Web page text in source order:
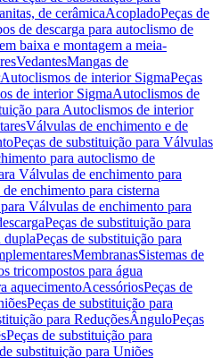
de cerâmicaAcopladoPeças de
de descarga para autoclismo de
baixa e montagem a meia-
VedantesMangas de
Autoclismos de interior SigmaPeças
de interior SigmaAutoclismos de
para Autoclismos de interior
Válvulas de enchimento e de
Peças de substituição para Válvulas
para autoclismo de
Válvulas de enchimento para
enchimento para cisterna
Válvulas de enchimento para
Peças de substituição para
duplaPeças de substituição para
MembranasSistemas de
tricompostos para água
aquecimentoAcessóriosPeças de
Peças de substituição para
para ReduçõesÂnguloPeças
Peças de substituição para
substituição para Uniões